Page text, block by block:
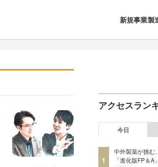
新規事業製
アクセスラン
今日
1
中外製薬が挑む
「進化版FP＆